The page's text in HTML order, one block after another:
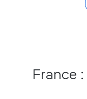
France